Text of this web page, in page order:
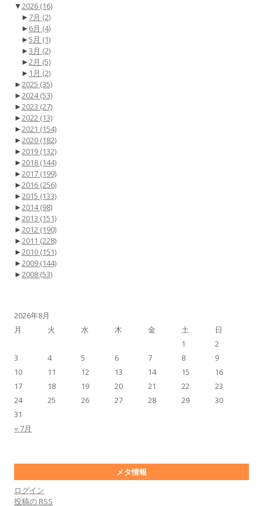
▼2026 (16)
► 7月 (2)
► 6月 (4)
►5月 (1)
►3月 (2)
►2月 (5)
► 1月 (2)
►2025 (35)
►2024(53)
►2023 (27)
►2022 (13)
►2021 (154)
►2020 (182)
►2019 (132)
►2018 (144)
►2017 (199)
►2016 (256)
►2015 (133)
►2014(98)
►2013 (151)
►2012 (190)
►2011 (228)
►2010 (151)
►2009 (144)
►2008 (53)
2026年8月
月
火 水 木 金 土 日
« 7月
1
2
3
4 5 6 7 8
9
10
11 12 13 14 15
16
17
18 19 20 21 22
23
24
25 26 27 28 29
30
31
メタ情報
ログイン
投稿の RSS